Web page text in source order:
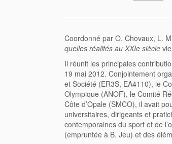
Coordonné par O. Chovaux, L.
quelles réalités au XXIe siècle
Il réunit les principales
19 mai 2012. Conjointement
et Société (ER3S, EA4110), le
Olympique (ANOF), le Comité
Côte d’Opale (SMCO), il avait
universitaires, dirigeants et
contemporaines du sport et de
(empruntée à B. Jeu) et des